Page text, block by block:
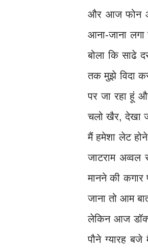
और आज फोन
आना-जाना लगा
बोला कि साढे
तक मुझे विदा
पर जा रहा हूं
चलो खैर, देखा
मैं हमेशा लेट
जाटराम अव्वल
मानने की
जाना तो आम
लेकिन आज
पौने ग्यारह